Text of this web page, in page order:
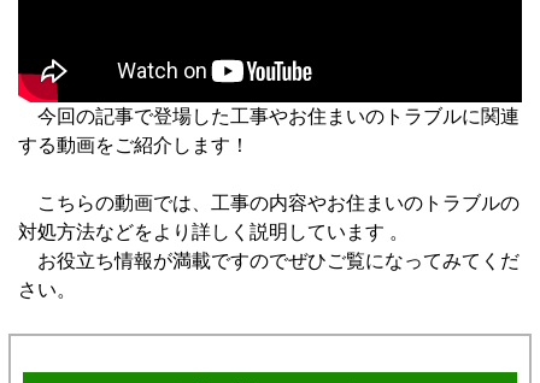
今回の記事で登場した工事やお住まいのトラブルに関連
する動画をご紹介します！
こちらの動画では、工事の内容やお住まいのトラブルの
対処方法などをより詳しく説明しています 。
お役立ち情報が満載ですのでぜひご覧になってみてくだ
さい。